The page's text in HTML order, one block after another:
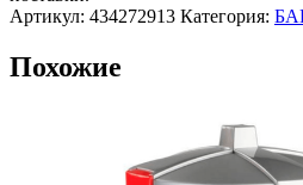
Артикул: 434272913 Категория:
Похожие